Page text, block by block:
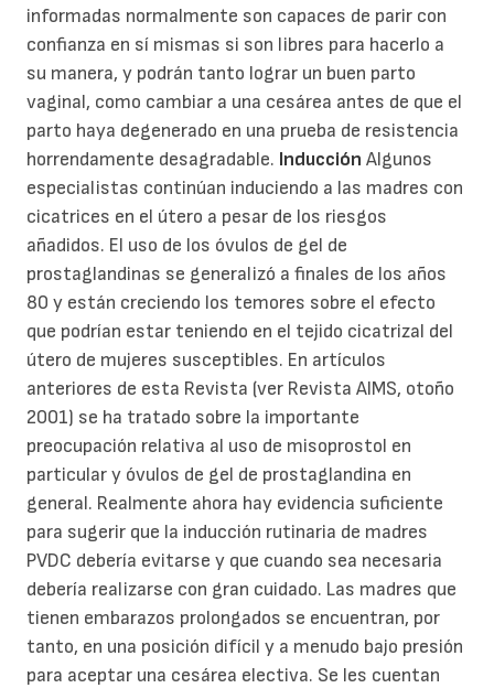
informadas normalmente son capaces de parir con
confianza en sí mismas si son libres para hacerlo a
su manera, y podrán tanto lograr un buen parto
vaginal, como cambiar a una cesárea antes de que el
parto haya degenerado en una prueba de resistencia
horrendamente desagradable. Inducción Algunos
especialistas continúan induciendo a las madres con
cicatrices en el útero a pesar de los riesgos
añadidos. El uso de los óvulos de gel de
prostaglandinas se generalizó a finales de los años
80 y están creciendo los temores sobre el efecto
que podrían estar teniendo en el tejido cicatrizal del
útero de mujeres susceptibles. En artículos
anteriores de esta Revista (ver Revista AIMS, otoño
2001) se ha tratado sobre la importante
preocupación relativa al uso de misoprostol en
particular y óvulos de gel de prostaglandina en
general. Realmente ahora hay evidencia suficiente
para sugerir que la inducción rutinaria de madres
PVDC debería evitarse y que cuando sea necesaria
debería realizarse con gran cuidado. Las madres que
tienen embarazos prolongados se encuentran, por
tanto, en una posición difícil y a menudo bajo presión
para aceptar una cesárea electiva. Se les cuentan